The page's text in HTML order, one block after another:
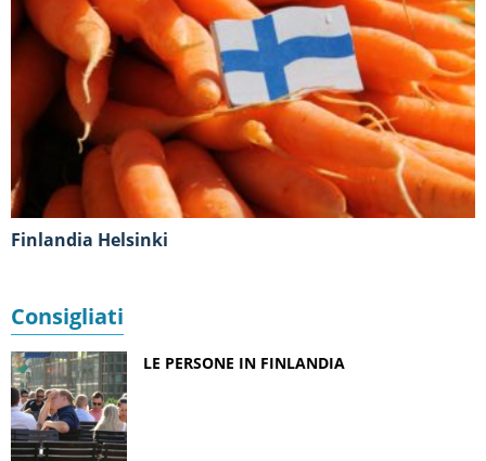
Finlandia Helsinki
Consigliati
LE PERSONE IN FINLANDIA